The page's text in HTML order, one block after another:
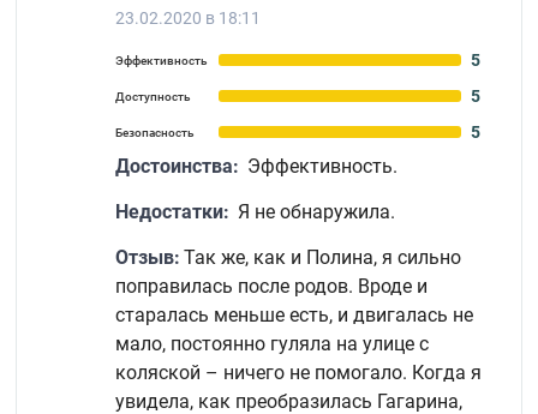
23.02.2020 в 18:11
Эффективность 5
Доступность 5
Безопасность 5
Достоинства: Эффективность.
Недостатки: Я не обнаружила.
Отзыв: Так же, как и Полина, я сильно
поправилась после родов. Вроде и
старалась меньше есть, и двигалась не
мало, постоянно гуляла на улице с
коляской – ничего не помогало. Когда я
увидела, как преобразилась Гагарина,